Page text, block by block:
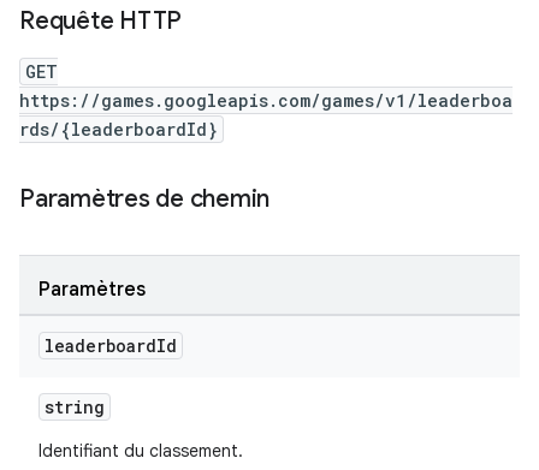
Requête HTTP
GET
https://games.googleapis.com/games/v1/leaderboa
rds/{leaderboardId}
Paramètres de chemin
Paramètres
leaderboardId
string
Identifiant du classement.